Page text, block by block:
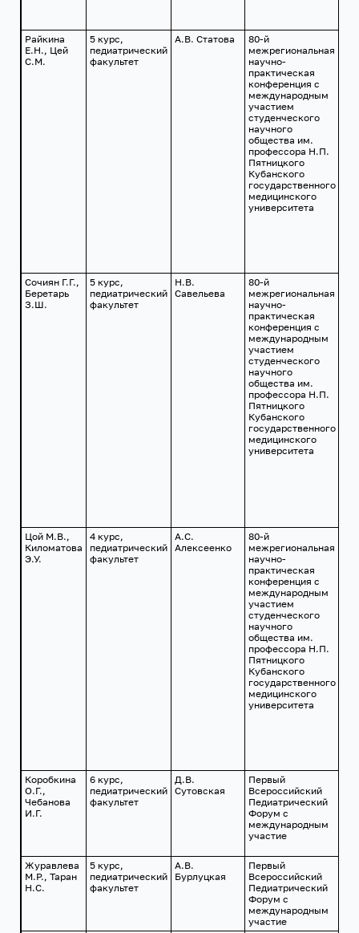
Райкина
Е.Н., Цей
С.М.
5 курс,
педиатрический
факультет
А.В. Статова
80-й
межрегиональная
научно-
практическая
конференция с
международным
участием
студенческого
научного
общества им.
профессора Н.П.
Пятницкого
Кубанского
государственного
медицинского
университета
Сочиян Г.Г.,
Беретарь
З.Ш.
5 курс,
педиатрический
факультет
Н.В.
Савельева
80-й
межрегиональная
научно-
практическая
конференция с
международным
участием
студенческого
научного
общества им.
профессора Н.П.
Пятницкого
Кубанского
государственного
медицинского
университета
Цой М.В.,
Киломатова
Э.У.
4 курс,
педиатрический
факультет
А.С.
Алексеенко
80-й
межрегиональная
научно-
практическая
конференция с
международным
участием
студенческого
научного
общества им.
профессора Н.П.
Пятницкого
Кубанского
государственного
медицинского
университета
Коробкина
О.Г.,
Чебанова
И.Г.
6 курс,
педиатрический
факультет
Д.В.
Сутовская
Первый
Всероссийский
Педиатрический
Форум с
международным
участие
Журавлева
М.Р., Таран
Н.С.
5 курс,
педиатрический
факультет
А.В.
Бурлуцкая
Первый
Всероссийский
Педиатрический
Форум с
международным
участие